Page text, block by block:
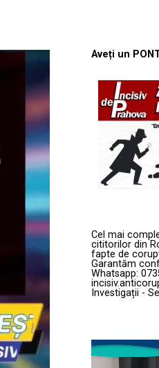
Aveți un
Cel mai
cititorilor din
fapte de
Garantăm
Whatsapp:
Investigații -
Player
video